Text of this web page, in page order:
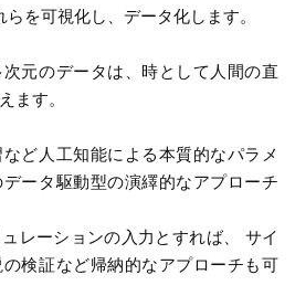
を可視化し、データ化します。
元のデータは、時として人間の直
ます。
ど人工知能による本質的なパラメ
ータ駆動型の演繹的なアプローチ
レーションの入力とすれば、 サイ
検証など帰納的なアプローチも可